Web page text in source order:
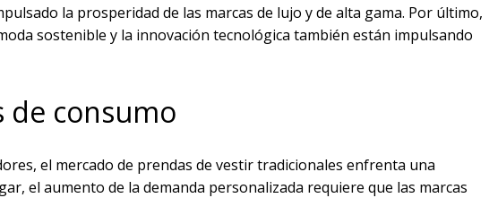
la prosperidad de las marcas de lujo y de alta gama. Por último,
sostenible y la innovación tecnológica también están impulsando
de consumo
el mercado de prendas de vestir tradicionales enfrenta una
el aumento de la demanda personalizada requiere que las marcas